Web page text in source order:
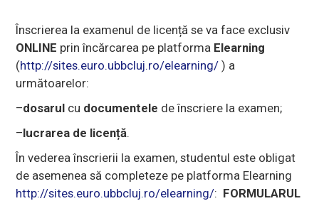
Înscrierea la examenul de licență se va face exclusiv
ONLINE prin încărcarea pe platforma Elearning
(http://sites.euro.ubbcluj.ro/elearning/ ) a
următoarelor:
–dosarul cu documentele de înscriere la examen;
–lucrarea de licență.
În vederea înscrierii la examen, studentul este obligat
de asemenea să completeze pe platforma Elearning
http://sites.euro.ubbcluj.ro/elearning/: FORMULARUL